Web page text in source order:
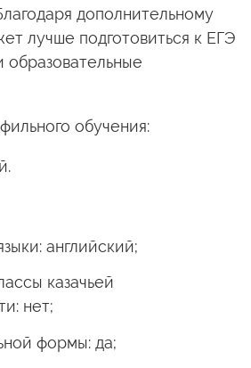
дополнительному
лучше подготовиться к ЕГЭ
образовательные
обучения:
английский;
казачьей
нет;
формы: да;